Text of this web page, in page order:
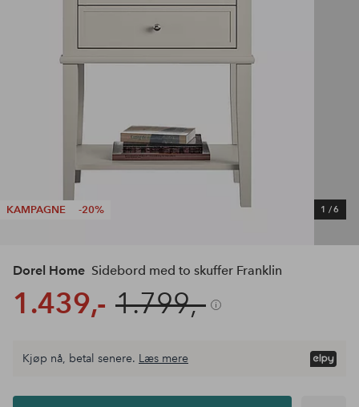
KAMPAGNE -20% 1 /6
Dorel Home Sidebord med to skuffer Franklin
1.439,- 1.799,-
Læg i
Kjøp nå, betal senere. Læs mere